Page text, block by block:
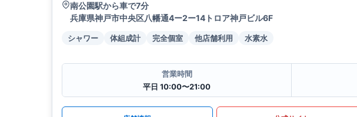
南公園駅から車で7分
兵庫県神戸市中央区八幡通4ー2ー14トロア神戸ビル6F
シャワー 体組成計 完全個室 他店舗利用 水素水
営業時間
平日 10:00〜21:00